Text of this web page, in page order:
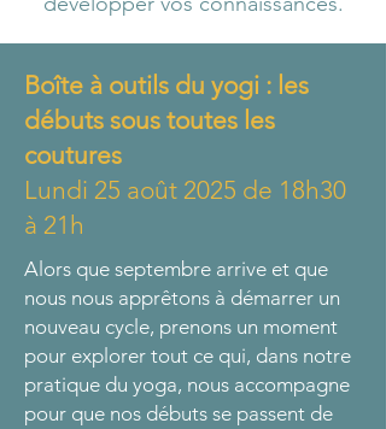
Boîte à outils du yogi : les
débuts sous toutes les
coutures
Lundi 25 août 2025 de 18h30
à 21h
Alors que septembre arrive et que
nous nous apprêtons à démarrer un
nouveau cycle, prenons un moment
pour explorer tout ce qui, dans notre
pratique du yoga, nous accompagne
pour que nos débuts se passent de